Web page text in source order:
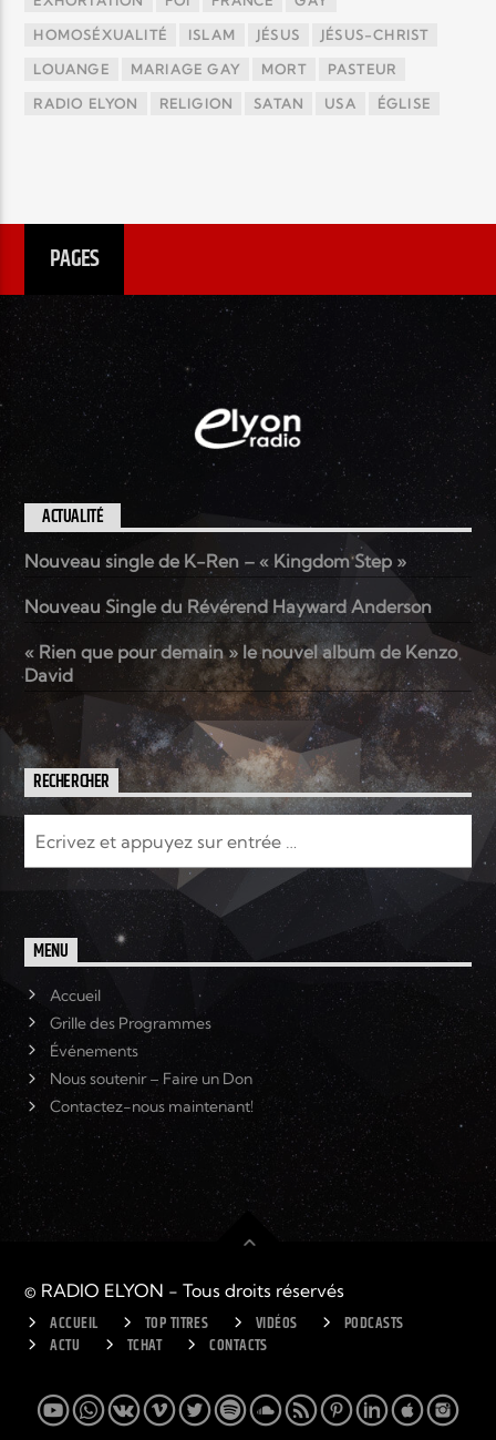
HOMOSÉXUALITÉ ISLAM JÉSUS JÉSUS-CHRIST
LOUANGE MARIAGE GAY MORT PASTEUR
RADIO ELYON RELIGION SATAN USA ÉGLISE
PAGES
ACTUALITÉ
Nouveau single de K-Ren – « Kingdom Step »
Nouveau Single du Révérend Hayward Anderson
« Rien que pour demain » le nouvel album de Kenzo
David
RECHERCHER
MENU
Accueil
Grille des Programmes
Événements
Nous soutenir – Faire un Don
Contactez-nous maintenant!
© RADIO ELYON - Tous droits réservés
ACCUEIL TOP TITRES VIDÉOS
PODCASTS
ACTU
TCHAT CONTACTS